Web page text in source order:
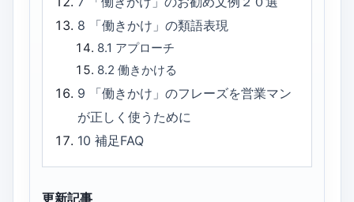
8
「働きかけ」の類語表現
8.1 アプローチ
8.2 働きかける
9
「働きかけ」のフレーズを営業マン
が正しく使うために
10補足FAQ
更新記事